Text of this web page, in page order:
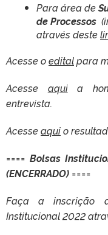
Para área de
de Processos
através deste
Acesse oeditalpara
Acesse aquia
entrevista.
Acesseaquio
==== Bolsas
(ENCERRADO) ====
Faça a inscrição
Institucional 2022